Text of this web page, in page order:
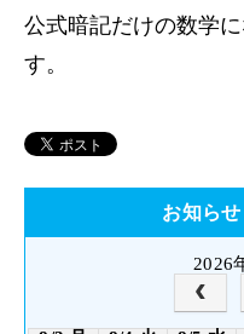
公式暗記だけの数学
す。
お知ら
2026